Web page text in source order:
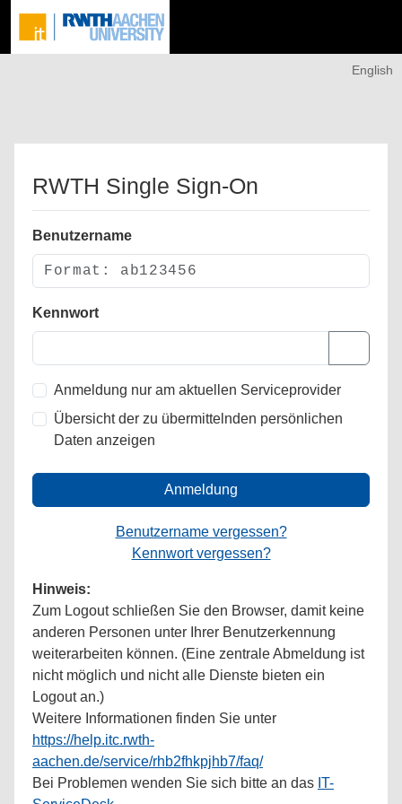
English
RWTH Single Sign-On
Benutzername
Kennwort
Anmeldung nur am aktuellen Serviceprovider
Übersicht der zu übermittelnden persönlichen
Daten anzeigen
Anmeldung
Benutzername vergessen?
Kennwort vergessen?
Hinweis:
Zum Logout schließen Sie den Browser, damit keine
anderen Personen unter Ihrer Benutzerkennung
weiterarbeiten können. (Eine zentrale Abmeldung ist
nicht möglich und nicht alle Dienste bieten ein
Logout an.)
Weitere Informationen finden Sie unter
https://help.itc.rwth-
aachen.de/service/rhb2fhkpjhb7/faq/
Bei Problemen wenden Sie sich bitte an das IT-